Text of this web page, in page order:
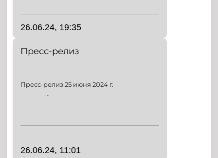
26.06.24, 19:35
Пресс-релиз
Пресс-релиз 25 июня 2024 г.
...
26.06.24, 11:01